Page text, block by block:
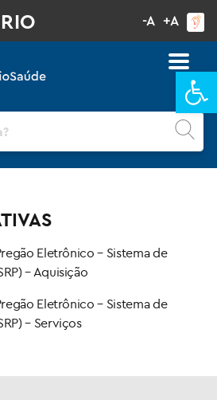
-A +A
ão Eletrônico– Sistema de
– Aquisição
ão Eletrônico– Sistema de
– Serviços